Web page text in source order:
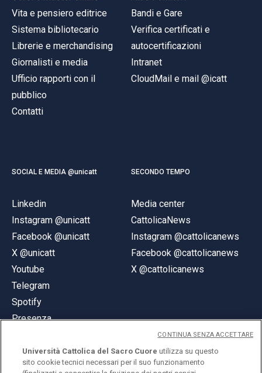
Vita e pensiero editrice
Sistema bibliotecario
Librerie e merchandising
Giornalisti e media
Ufficio rapporti con il
pubblico
Contatti
Bandi e Gare
Verifica certificati e
autocertificazioni
Intranet
CloudMail e mail @icatt
SOCIAL E MEDIA @unicatt
Linkedin
Instagram @unicatt
Facebook @unicatt
X @unicatt
Youtube
Telegram
Spotify
Presenza
SECONDO TEMPO
Media center
CattolicaNews
Instagram @cattolicanews
Facebook @cattolicanews
X @cattolicanews
Università Cattolica del Sacro Cuore utilizza su questo
sito cookie tecnici necessari per il suo funzionamento
CONTINUA SENZA ACCETTARE